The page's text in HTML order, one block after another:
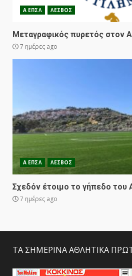
Α ΕΠΣΛ ΛΕΣΒΟΣ
Μεταγραφικός πυρετός στον
7 ημέρες ago
Α ΕΠΣΛ ΛΕΣΒΟΣ
Σχεδόν έτοιμο το γήπεδο
7 ημέρες ago
ΤΑ ΣΗΜΕΡΙΝΑ ΑΘΛΗΤΙΚΑ